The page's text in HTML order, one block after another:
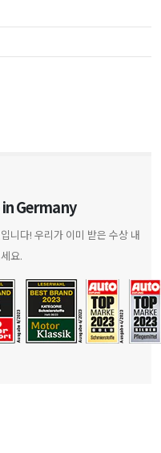
Germany
니다! 우리가 이미 받은 수상 내
요.